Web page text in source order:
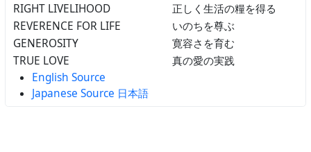
RIGHT LIVELIHOOD
正しく生活の糧を得る
REVERENCE FOR LIFE
いのちを尊ぶ
GENEROSITY
寛容さを育む
TRUE LOVE
真の愛の実践
English Source
Japanese Source 日本語